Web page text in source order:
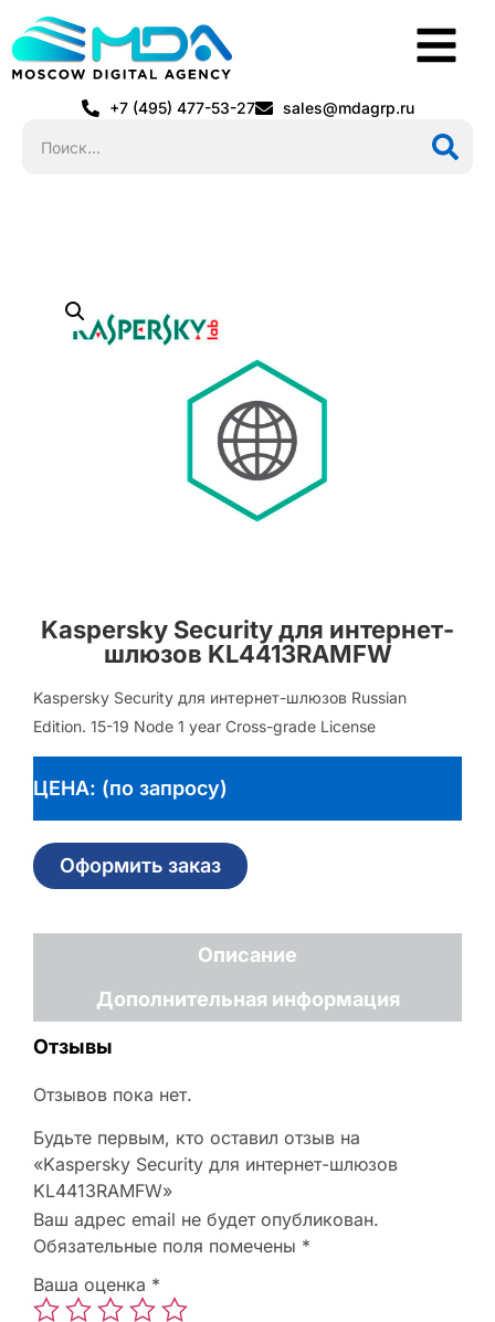
+7 (495) 477-53-27 sales@mdagrp.ru
Kaspersky Security для интернет-
шлюзов KL4413RAMFW
Kaspersky Security для интернет-шлюзов Russian
Edition. 15-19 Node 1 year Cross-grade License
ЦЕНА: (по запросу)
Оформить заказ
Описание
Дополнительная информация
Отзывы
Отзывов пока нет.
Будьте первым, кто оставил отзыв на
«Kaspersky Security для интернет-шлюзов
KL4413RAMFW»
Ваш адрес email не будет опубликован.
Обязательные поля помечены *
Ваша оценка *